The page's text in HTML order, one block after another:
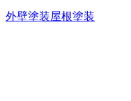
外壁塗装屋根塗装